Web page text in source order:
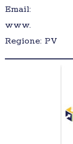
Email:
www.
Regione: PV